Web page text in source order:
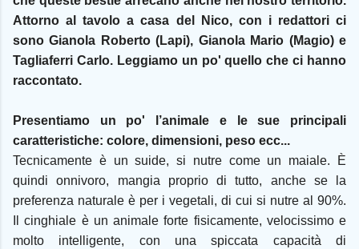
Attorno al tavolo a casa del Nico, con i redattori ci
sono Gianola Roberto (Lapi), Gianola Mario (Magio) e
Tagliaferri Carlo. Leggiamo un po' quello che ci hanno
raccontato.
Presentiamo un po' l’animale e le sue principali
caratteristiche: colore, dimensioni, peso ecc...
Tecnicamente è un suide, si nutre come un maiale. È
quindi onnivoro, mangia proprio di tutto, anche se la
preferenza naturale è per i vegetali, di cui si nutre al 90%.
Il cinghiale è un animale forte fisicamente, velocissimo e
molto intelligente, con una spiccata capacità di